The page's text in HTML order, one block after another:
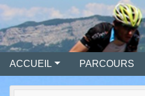
ACCUEIL PARCOURS